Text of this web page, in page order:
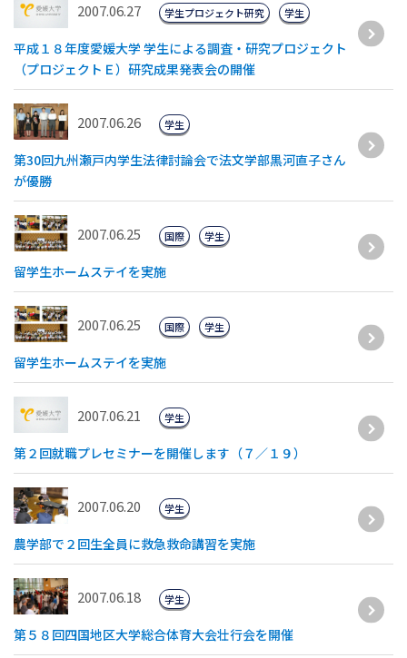
2007.06.27
平成１８年度愛媛大学 学生による調査・研究プロジェクト
（プロジェクトＥ）研究成果発表会の開催
学生プロジェクト研究 学生
2007.06.26
第30回九州瀬戸内学生法律討論会で法文学部黒河直子さん
が優勝
学生
2007.06.25
留学生ホームステイを実施
国際 学生
2007.06.25
留学生ホームステイを実施
国際 学生
2007.06.21
第２回就職プレセミナーを開催します（７／１９）
学生
2007.06.20
農学部で２回生全員に救急救命講習を実施
学生
2007.06.18
第５８回四国地区大学総合体育大会壮行会を開催
学生